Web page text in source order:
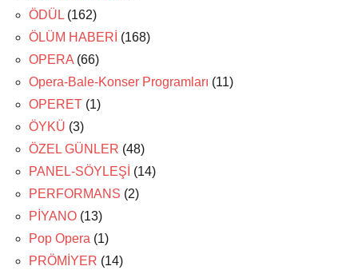
ÖDÜL (162)
ÖLÜM HABERİ (168)
OPERA (66)
Opera-Bale-Konser Programları (11)
OPERET (1)
ÖYKÜ (3)
ÖZEL GÜNLER (48)
PANEL-SÖYLEŞİ (14)
PERFORMANS (2)
PİYANO (13)
Pop Opera (1)
PRÖMİYER (14)